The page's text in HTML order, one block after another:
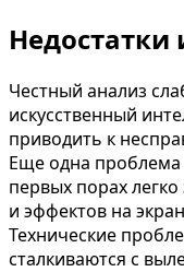
Честный анализ
искусственный
приводить к
Еще одна проблема
первых порах
и эффектов на
Технические
сталкиваются с